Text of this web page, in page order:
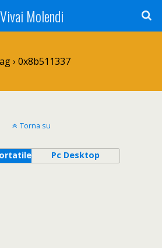
Vivai Molendi
› 0x8b511337
Torna su
Pc Desktop